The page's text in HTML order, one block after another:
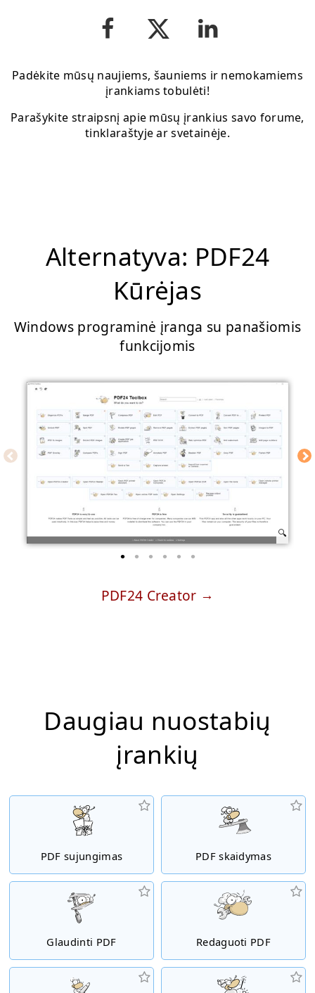
Padėkite mūsų naujiems, šauniems ir nemokamiems
įrankiams tobulėti!
Parašykite straipsnį apie mūsų įrankius savo forume,
tinklaraštyje ar svetainėje.
Alternatyva: PDF24
Kūrėjas
Windows programinė įranga su panašiomis
funkcijomis
PDF24 Creator
Daugiau nuostabių
įrankių
PDF sujungimas PDF skaidymas
Glaudinti PDF Redaguoti PDF